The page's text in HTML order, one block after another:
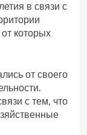
в связи с
которых
от своего
с тем, что